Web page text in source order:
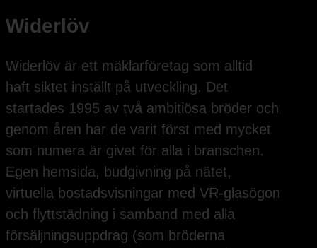
Widerlöv
Widerlöv är ett mäklarföretag som alltid
haft siktet inställt på utveckling. Det
startades 1995 av två ambitiösa bröder och
genom åren har de varit först med mycket
som numera är givet för alla i branschen.
Egen hemsida, budgivning på nätet,
virtuella bostadsvisningar med VR-glasögon
och flyttstädning i samband med alla
försäljningsuppdrag (som bröderna